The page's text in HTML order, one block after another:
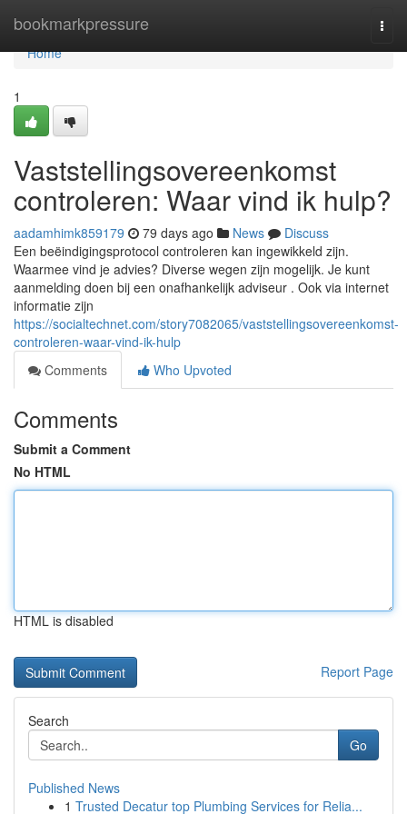
bookmarkpressure
Home
Home
1
Vaststellingsovereenkomst
controleren: Waar vind ik hulp?
aadamhimk859179 79 days ago News
Discuss
Een beëindigingsprotocol controleren kan ingewikkeld zijn.
Waarmee vind je advies? Diverse wegen zijn mogelijk. Je kunt
aanmelding doen bij een onafhankelijk adviseur . Ook via internet
informatie zijn
https://socialtechnet.com/story7082065/vaststellingsovereenkomst-
controleren-waar-vind-ik-hulp
Comments
Who Upvoted
Comments
Submit a Comment
No HTML
HTML is disabled
Report Page
Search
Go
Published News
1 Trusted Decatur top Plumbing Services for Relia...